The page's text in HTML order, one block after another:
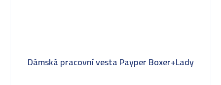
Dámská pracovní vesta Payper Boxer+Lady